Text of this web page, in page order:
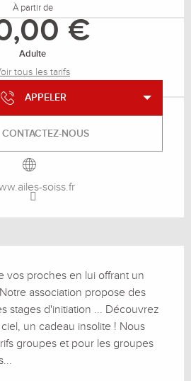
À partir de
€
Adulte
tous les tarifs
APPELER
CONTACTEZ-NOUS
soiss.fr
vos proches en lui offrant un
association propose des
stages d'initiation ... Découvrez
un cadeau insolite ! Nous
groupes et pour les groupes